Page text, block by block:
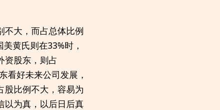
不大，而占总体比例
黄氏则在33%时，
资股东，则占
看好未来公司发展，
股比例不大，容易为
以为真，以后日后真